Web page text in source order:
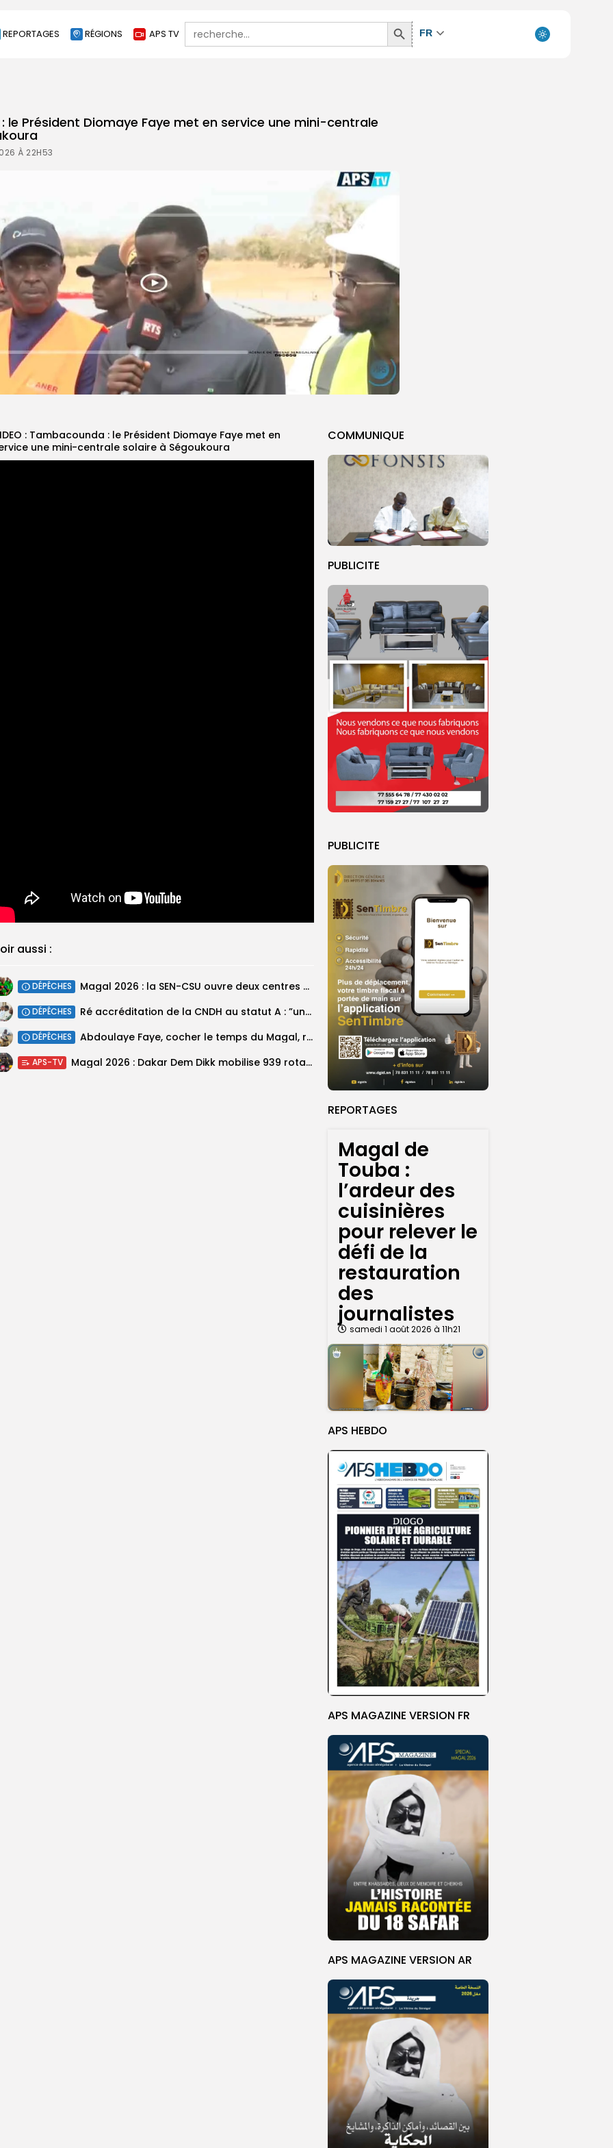
REPORTAGES RÉGIONS APS TV
Search
for:
Search
Button
FR
le Président Diomaye Faye met en service une mini-centrale
À 22H53
COMMUNIQUE
PUBLICITE
PUBLICITE
REPORTAGES
Magal de
Touba :
l’ardeur des
cuisinières
pour relever le
défi de la
restauration
des
journalistes
samedi 1 août 2026 à 11h21
APS HEBDO
APS MAGAZINE VERSION FR
APS MAGAZINE VERSION AR
: Tambacounda : le Président Diomaye Faye met en
une mini-centrale solaire à Ségoukoura
aussi :
DÉPÊCHES Magal 2026 : la SEN-CSU ouvre deux centres d’enrôlement à Touba
DÉPÊCHES Ré accréditation de la CNDH au statut A : ”une priorité nationale”,...
DÉPÊCHES Abdoulaye Faye, cocher le temps du Magal, rêve d’un lendemain meilleur
APS-TV Magal 2026 : Dakar Dem Dikk mobilise 939 rotations et transporte près...